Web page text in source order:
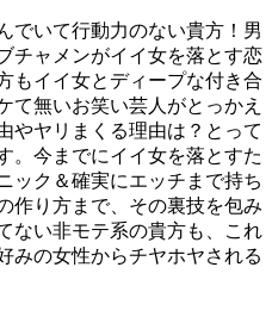
でいて行動力のない貴方！男
チャメンがイイ女を落とす恋
もイイ女とディープな付き合
て無いお笑い芸人がとっかえ
やヤリまくる理由は？とって
。今までにイイ女を落とすた
ック＆確実にエッチまで持ち
作り方まで、その裏技を包み
ない非モテ系の貴方も、これ
みの女性からチヤホヤされる